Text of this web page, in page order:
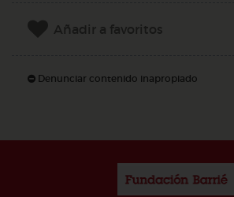
Añadir a favoritos
Denunciar contenido inapropiado